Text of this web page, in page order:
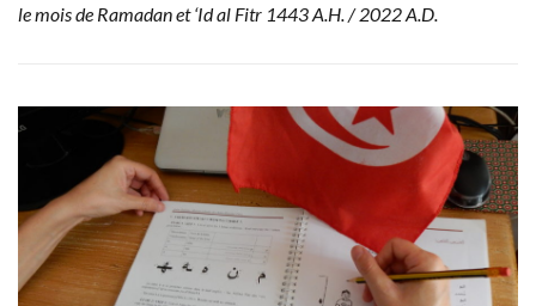
le mois de Ramadan et ‘Id al Fitr 1443 A.H. / 2022 A.D.